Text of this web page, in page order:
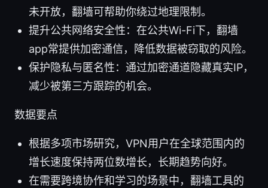
未开放，翻墙可帮助你绕过地理限制。
提升公共网络安全性：在公共Wi-Fi下，翻墙
app常提供加密通信，降低数据被窃取的风险。
保护隐私与匿名性：通过加密通道隐藏真实IP，
减少被第三方跟踪的机会。
数据要点
根据多项市场研究，VPN用户在全球范围内的
增长速度保持两位数增长，长期趋势向好。
在需要跨境协作和学习的场景中，翻墙工具的